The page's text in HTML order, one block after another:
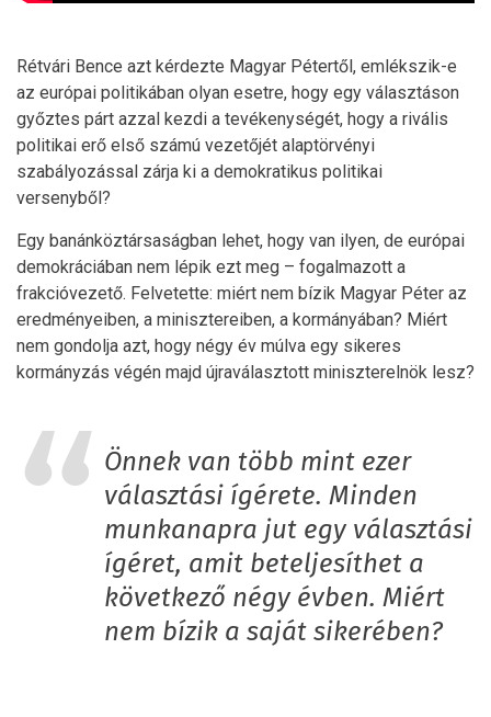
Rétvári Bence azt kérdezte Magyar Pétertől, emlékszik-e
az európai politikában olyan esetre, hogy egy választáson
győztes párt azzal kezdi a tevékenységét, hogy a rivális
politikai erő első számú vezetőjét alaptörvényi
szabályozással zárja ki a demokratikus politikai
versenyből?
Egy banánköztársaságban lehet, hogy van ilyen, de európai
demokráciában nem lépik ezt meg – fogalmazott a
frakcióvezető. Felvetette: miért nem bízik Magyar Péter az
eredményeiben, a minisztereiben, a kormányában? Miért
nem gondolja azt, hogy négy év múlva egy sikeres
kormányzás végén majd újraválasztott miniszterelnök lesz?
Önnek van több mint ezer
választási ígérete. Minden
munkanapra jut egy választási
ígéret, amit beteljesíthet a
következő négy évben. Miért
nem bízik a saját sikerében?